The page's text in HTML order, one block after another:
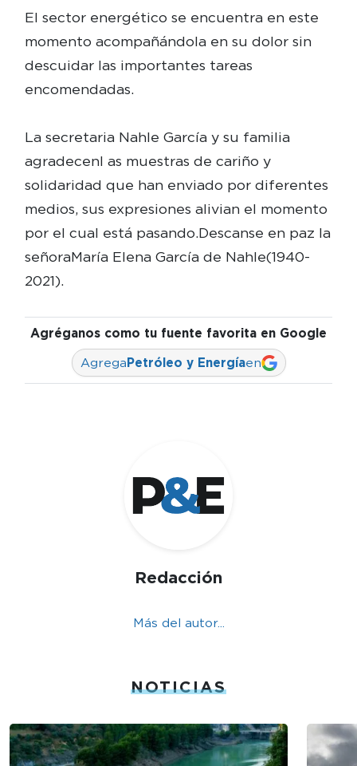
El sector energético se encuentra en este
momento acompañándola en su dolor sin
descuidar las importantes tareas
encomendadas.
La secretaria Nahle García y su familia
agradecenl as muestras de cariño y
solidaridad que han enviado por diferentes
medios, sus expresiones alivian el momento
por el cual está pasando.Descanse en paz la
señoraMaría Elena García de Nahle(1940-
2021).
Agréganos como tu fuente favorita en Google
AgregaPetróleo y Energíaen
Redacción
Más del autor...
NOTICIAS